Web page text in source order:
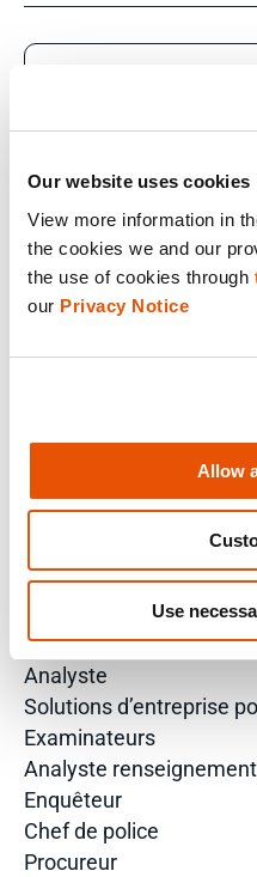
Our website uses cookies
View more information in
the cookies we and our
the use of cookies through
our Privacy Notice
Allow
Use
Contacter notre équipe
Contacter le support
Contacter notre équipe
S'inscrire à nos e-mails
Analyste
Solutions d’entreprise
Examinateurs
Analyste renseignement
Enquêteur
Chef de police
Procureur